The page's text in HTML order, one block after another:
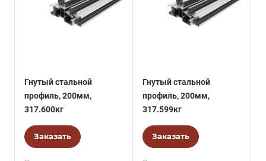
Гнутый стальной
профиль, 200мм,
317.600кг
Заказать
Гнутый стальной
профиль, 200мм,
317.599кг
Заказать